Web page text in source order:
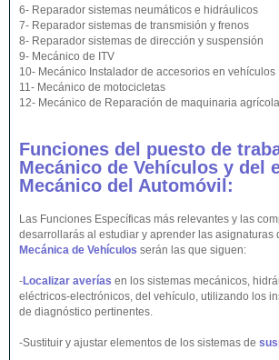
6- Reparador sistemas neumáticos e hidráulicos
7- Reparador sistemas de transmisión y frenos
8- Reparador sistemas de dirección y suspensión
9- Mecánico de ITV
10- Mecánico Instalador de accesorios en vehículos
11- Mecánico de motocicletas
12- Mecánico de Reparación de maquinaria
Funciones del puesto de
Mecánico de Vehículos y del
Mecánico del Automóvil:
Las Funciones Específicas más relevantes y las
desarrollarás al estudiar y aprender las asignaturas
Mecánica de Vehículos serán las que siguen:
-Localizar averías en los sistemas mecánicos,
eléctricos-electrónicos, del vehículo, utilizando los
de diagnóstico pertinentes.
-Sustituir y ajustar elementos de los sistemas de